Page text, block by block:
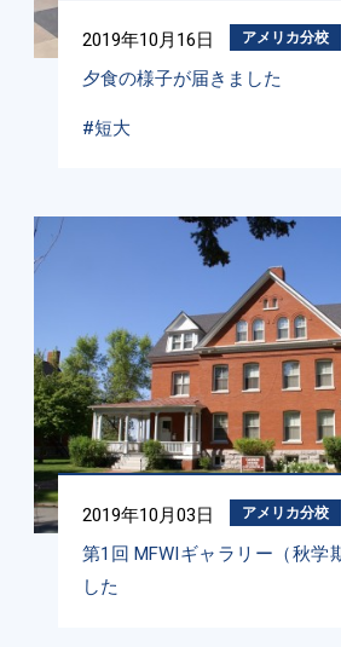
2019年10月16日 アメリカ分校
夕食の様子が届きました
#短大
2019年10月03日 アメリカ分校
第1回 MFWIギャラリー（秋学
した